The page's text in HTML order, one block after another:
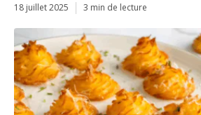
18 juillet 2025 3 min de lecture